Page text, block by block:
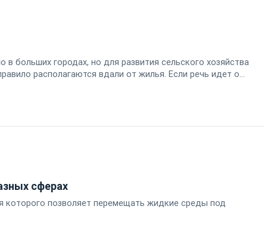
в больших городах, но для развития сельского хозяйства
располагаются вдали от жилья. Если речь идет о
сложилось, что сельская местность не может
сферах
которого позволяет перемещать жидкие среды под